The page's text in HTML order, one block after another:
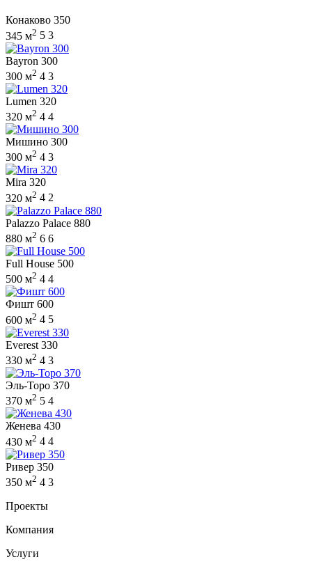
Конаково 350
345 м2 5 3
Bayron 300
300 м2 4 3
Lumen 320
320 м2 4 4
Мишино 300
300 м2 4 3
Mira 320
320 м2 4 2
Palazzo Palace 880
880 м2 6 6
Full House 500
500 м2 4 4
Фишт 600
600 м2 4 5
Everest 330
330 м2 4 3
Эль-Торо 370
370 м2 5 4
Женева 430
430 м2 4 4
Ривер 350
350 м2 4 3
Проекты
Компания
Услуги